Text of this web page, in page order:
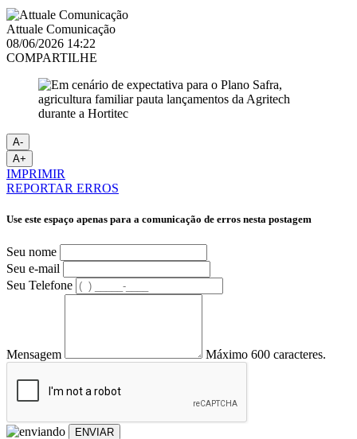
Attuale Comunicação
08/06/2026 14:22
COMPARTILHE
A-
A+
IMPRIMIR
REPORTAR ERROS
Use este espaço apenas para a comunicação de erros nesta postagem
Seu nome
Seu e-mail
Seu Telefone
Mensagem Máximo 600 caracteres.
ENVIAR